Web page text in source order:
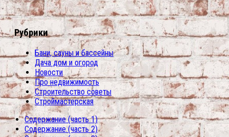
Рубрики
Бани, сауны и бассейны
Дача дом и огород
Новости
Про недвижимость
Строительство советы
Строймастерская
Содержание (часть 1)
Содержание (часть 2)